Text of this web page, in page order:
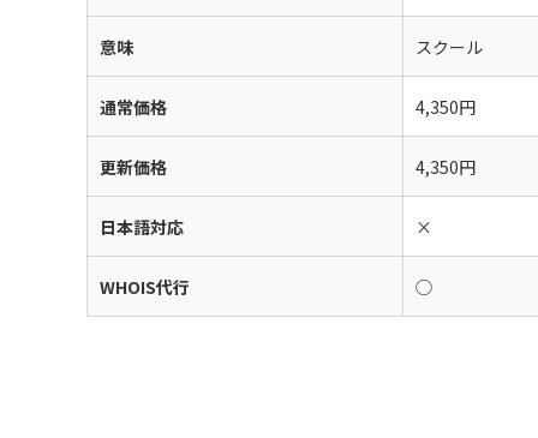
意味 スクール
通常価格 4,350円
更新価格 4,350円
日本語対応 ×
WHOIS代行 ◯